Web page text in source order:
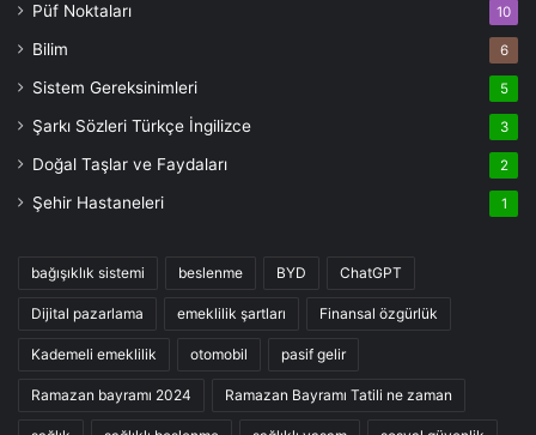
Püf Noktaları 10
Bilim 6
Sistem Gereksinimleri 5
Şarkı Sözleri Türkçe İngilizce 3
Doğal Taşlar ve Faydaları 2
Şehir Hastaneleri 1
bağışıklık sistemi beslenme BYD ChatGPT
Dijital pazarlama emeklilik şartları Finansal özgürlük
Kademeli emeklilik otomobil pasif gelir
Ramazan bayramı 2024 Ramazan Bayramı Tatili ne zaman